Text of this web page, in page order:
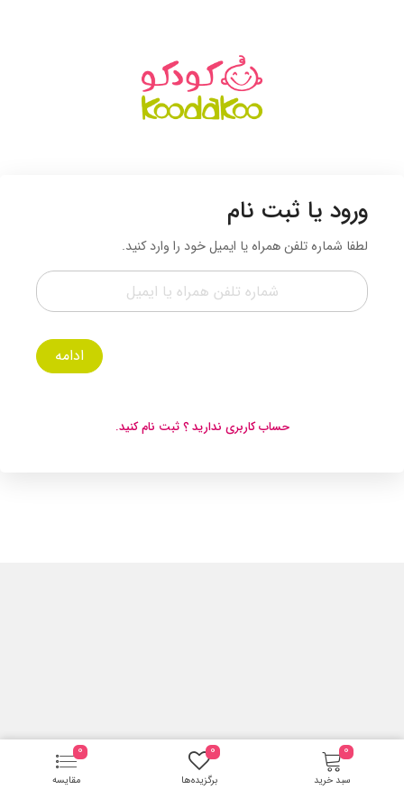
ورود یا ثبت نام
لطفا شماره تلفن همراه یا ایمیل خود را وارد کنید.
ادامه
حساب کاربری ندارید ؟ ثبت نام کنید.
سبد خرید
0
برگزیده‌ها
0
مقایسه
0